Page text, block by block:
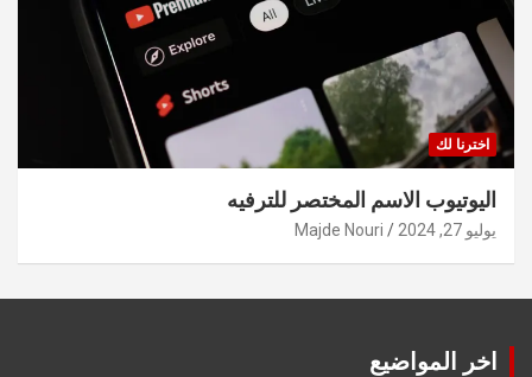
اخترنا لك
اليوتيوب الاسم المختصر للترفيه
يوليو 27, 2024 Majde Nouri
اخر المواضيع